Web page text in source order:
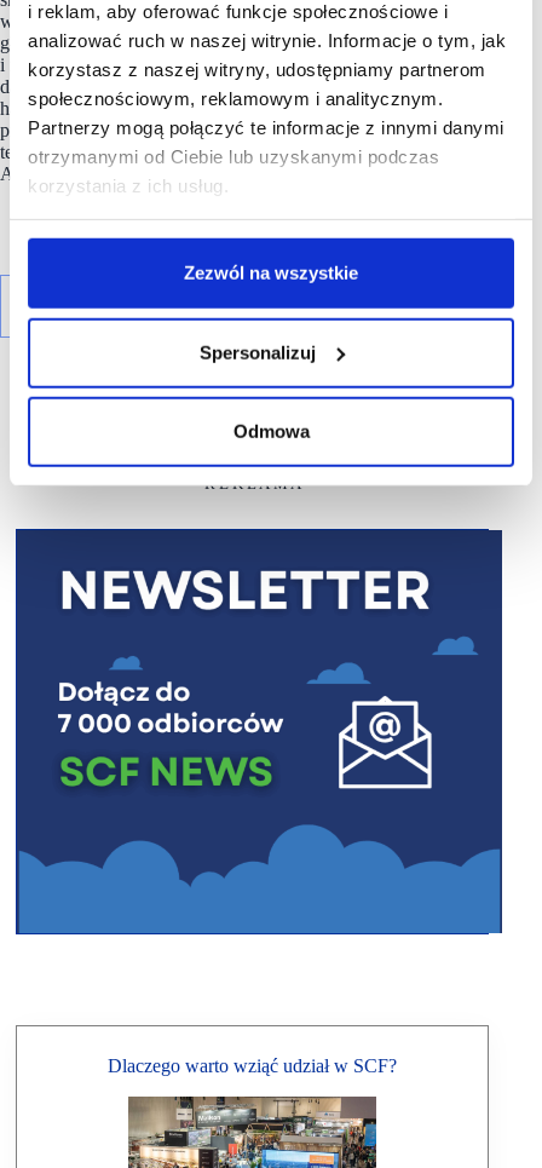
i reklam, aby oferować funkcje społecznościowe i
analizować ruch w naszej witrynie. Informacje o tym, jak
korzystasz z naszej witryny, udostępniamy partnerom
społecznościowym, reklamowym i analitycznym.
Partnerzy mogą połączyć te informacje z innymi danymi
otrzymanymi od Ciebie lub uzyskanymi podczas
korzystania z ich usług.
Zezwól na wszystkie
Spersonalizuj
Odmowa
wewnątrz branży, jak i z jej otoczeniem, będąc merytorycznym
głosem sektora w sprawach istotnych dla handlu stacjonarnego
i nieruchomości handlowych.PRCHdostarcza rzetelnych
danych na temat odwiedzalności i obrotów obiektów
handlowych, publikuje raporty o stanie rynku, prowadzi
projekty badawcze, promuje najlepsze praktyki rynkowe. Jest
też organizatorem konkursu i corocznej gali PRCH Retail
Awards.
R E K L A M A
Dlaczego warto wziąć udział w SCF?